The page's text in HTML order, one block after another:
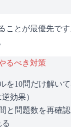
ことが最優先で
るべき対策
を10問だけ解い
効果）
と問題数を再確